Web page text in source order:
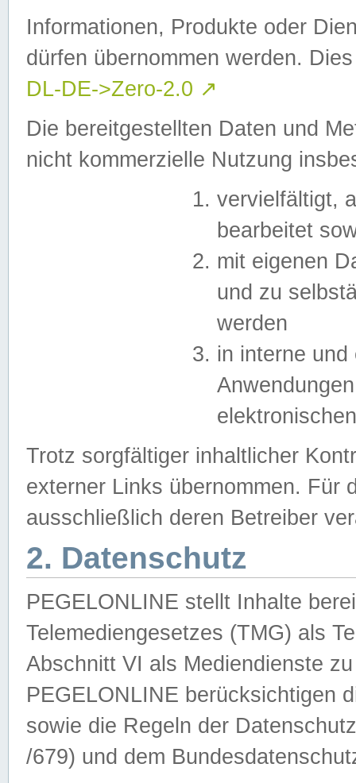
Informationen, Produkte oder
dürfen übernommen werden.
DL-DE->Zero-2.0 ↗
Die bereitgestellten Daten und
nicht kommerzielle Nutzung
vervielfältigt,
bearbeitet
mit eigenen
und zu
werden
in interne
Trotz sorgfältiger inhaltlicher
externer Links übernommen. Für
ausschließlich deren Betreiber
2. Datenschutz
PEGELONLINE stellt Inhalte
Telemediengesetzes (TMG) als
Abschnitt VI als Mediendienste
PEGELONLINE berücksichtigen
sowie die Regeln der
/679) und dem